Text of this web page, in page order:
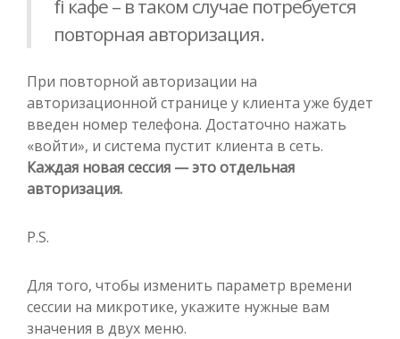
fi кафе – в таком случае потребуется
повторная авторизация.
При повторной авторизации на
авторизационной странице у клиента уже будет
введен номер телефона. Достаточно нажать
«войти», и система пустит клиента в сеть.
Каждая новая сессия — это отдельная
авторизация.
P.S.
Для того, чтобы изменить параметр времени
сессии на микротике, укажите нужные вам
значения в двух меню.